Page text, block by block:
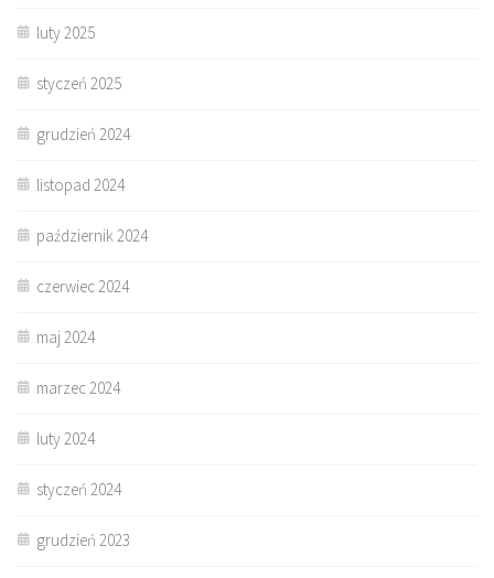
luty 2025
styczeń 2025
grudzień 2024
listopad 2024
październik 2024
czerwiec 2024
maj 2024
marzec 2024
luty 2024
styczeń 2024
grudzień 2023